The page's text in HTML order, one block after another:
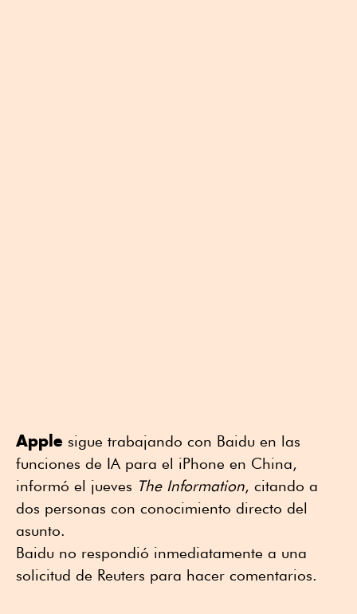
Apple sigue trabajando con Baidu en las
funciones de IA para el iPhone en China,
informó el jueves The Information, citando a
dos personas con conocimiento directo del
asunto.
Baidu no respondió inmediatamente a una
solicitud de Reuters para hacer comentarios.